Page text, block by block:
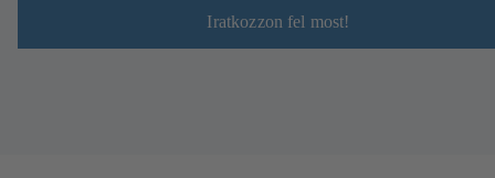
Iratkozzon fel most!